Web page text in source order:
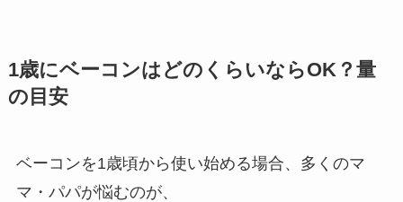
1歳にベーコンはどのくらいならOK？量
の目安
ベーコンを1歳頃から使い始める場合、多くのマ
マ・パパが悩むのが、